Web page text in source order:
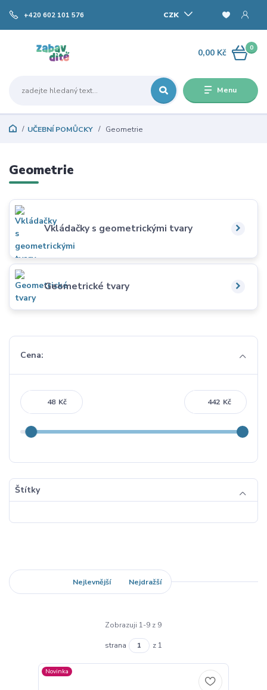
Menu
CZK
+420 602 101 576
0
0,00 Kč
UČEBNÍ POMŮCKY Geometrie
Geometrie
Vkládačky s geometrickými tvary
Geometrické tvary
Cena:
Kč Kč
Štítky
Nejlevnější Nejdražší
Zobrazuji 1-9 z 9
strana z 1
Novinka